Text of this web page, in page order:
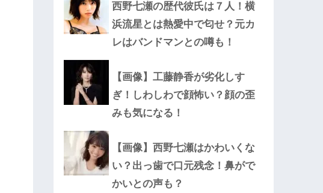
西野七瀬の歴代彼氏は７人！横
浜流星とは熱愛中で匂せ？元カ
レはバンドマンとの噂も！
【画像】工藤静香が劣化しす
ぎ！しわしわで顔怖い？顔の歪
みも気になる！
【画像】西野七瀬はかわいくな
い？出っ歯で口元残念！鼻がで
かいとの声も？